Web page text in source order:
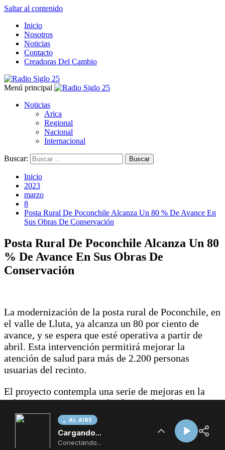
AL AIRE
Cargando...
Conectando...